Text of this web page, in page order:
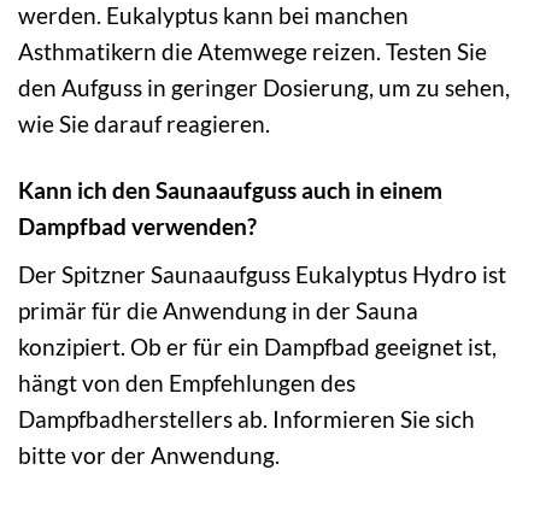
werden. Eukalyptus kann bei manchen
Asthmatikern die Atemwege reizen. Testen Sie
den Aufguss in geringer Dosierung, um zu sehen,
wie Sie darauf reagieren.
Kann ich den Saunaaufguss auch in einem
Dampfbad verwenden?
Der Spitzner Saunaaufguss Eukalyptus Hydro ist
primär für die Anwendung in der Sauna
konzipiert. Ob er für ein Dampfbad geeignet ist,
hängt von den Empfehlungen des
Dampfbadherstellers ab. Informieren Sie sich
bitte vor der Anwendung.